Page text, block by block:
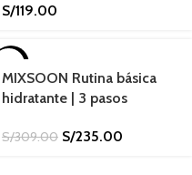
S/119.00
MIXSOON Rutina básica
hidratante | 3 pasos
S/309.00 S/235.00